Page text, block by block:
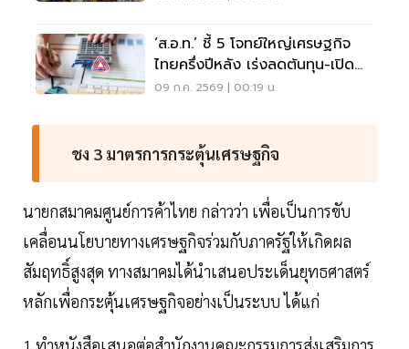
‘ส.อ.ท.’ ชี้ 5 โจทย์ใหญ่เศรษฐกิจ
ไทยครึ่งปีหลัง เร่งลดต้นทุน-เปิด
ตลาดใหม่
09 ก.ค. 2569 | 00:19 น.
ชง 3 มาตรการกระตุ้นเศรษฐกิจ
นายกสมาคมศูนย์การค้าไทย กล่าวว่า เพื่อเป็นการขับ
เคลื่อนนโยบายทางเศรษฐกิจร่วมกับภาครัฐให้เกิดผล
สัมฤทธิ์สูงสุด ทางสมาคมได้นำเสนอประเด็นยุทธศาสตร์
หลักเพื่อกระตุ้นเศรษฐกิจอย่างเป็นระบบ ได้แก่
1.ทำหนังสือเสนอต่อสำนักงานคณะกรรมการส่งเสริมการ